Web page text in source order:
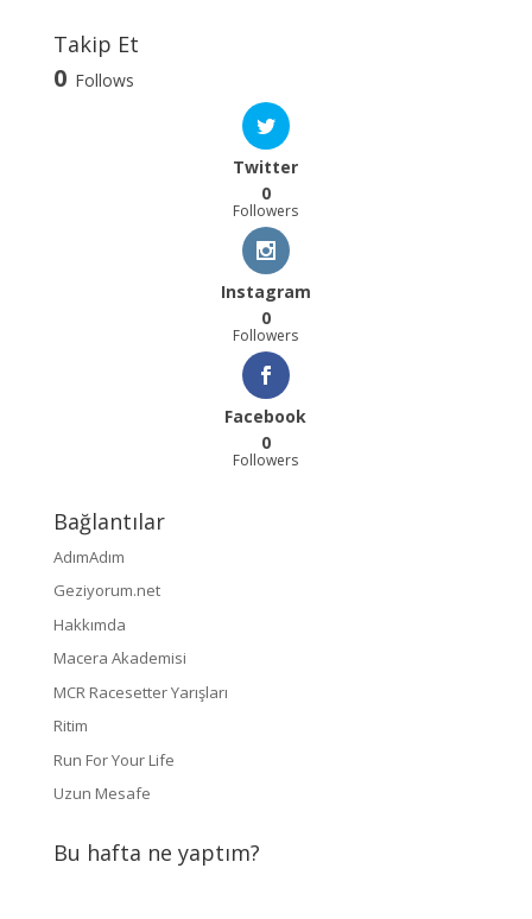
Takip Et
0 Follows
Twitter
0
Followers
Instagram
0
Followers
Facebook
0
Followers
Bağlantılar
AdımAdım
Geziyorum.net
Hakkımda
Macera Akademisi
MCR Racesetter Yarışları
Ritim
Run For Your Life
Uzun Mesafe
Bu hafta ne yaptım?